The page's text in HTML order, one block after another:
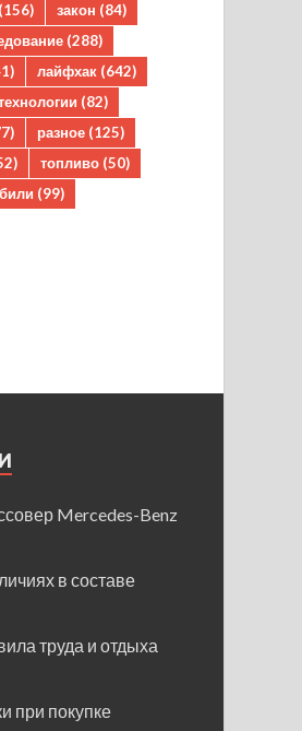
(156) закон (84)
(288)
лайфхак (642)
(82)
разное (125)
топливо (50)
(99)
Mercedes-Benz
в составе
труда и отдыха
при покупке